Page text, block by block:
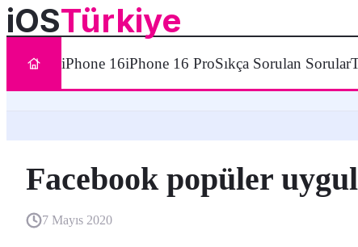
iOSTürkiye
iPhone 16iPhone 16 ProSıkça Sorulan Sorular
Facebook popüler
7 Mayıs 2020